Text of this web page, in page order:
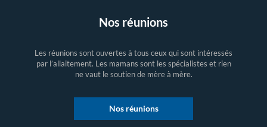
Nos réunions
Les réunions sont ouvertes à tous ceux qui sont intéressés
par l’allaitement. Les mamans sont les spécialistes et rien
ne vaut le soutien de mère à mère.
Nos réunions